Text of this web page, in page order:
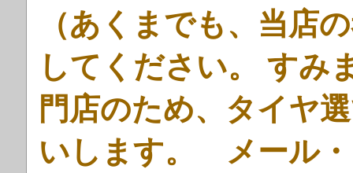
（あくまでも、当店
してください。 す
門店のため、タイヤ
いします。 メール・